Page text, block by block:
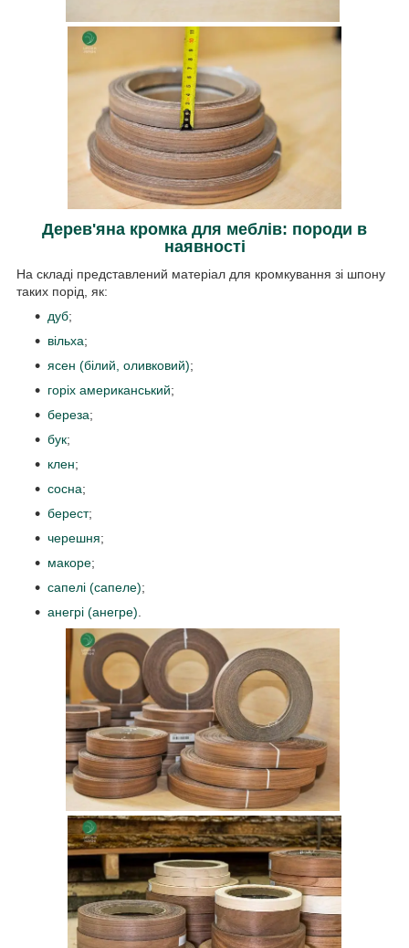
Дерев'яна кромка для меблів: породи в
наявності
На складі представлений матеріал для кромкування зі шпону
таких порід, як:
дуб;
вільха;
ясен (білий, оливковий);
горіх американський;
береза;
бук;
клен;
сосна;
берест;
черешня;
макоре;
сапелі (сапеле);
анегрі (анегре).